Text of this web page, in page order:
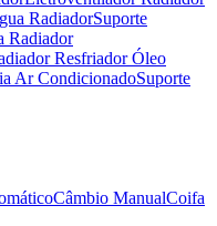
RadiadorSuporte
Radiador
Resfriador Óleo
Ar CondicionadoSuporte
Câmbio ManualCoifa